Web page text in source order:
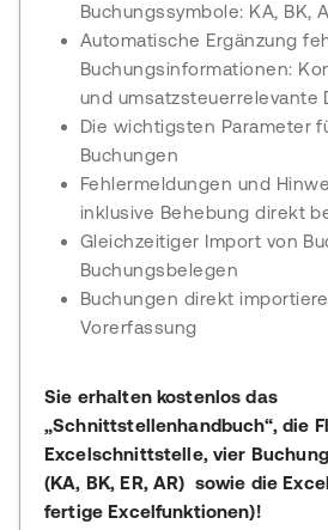
Buchungssymbole: KA, BK,
Automatische Ergänzung
Buchungsinformationen:
und umsatzsteuerrelevante
Die wichtigsten Parameter
Buchungen
Fehlermeldungen und
inklusive Behebung direkt
Gleichzeitiger Import von
Buchungsbelegen
Buchungen direkt
Vorerfassung
Sie erhalten kostenlos das
„Schnittstellenhandbuch“, die
Excelschnittstelle, vier
(KA, BK, ER, AR) sowie die
fertige Excelfunktionen)!